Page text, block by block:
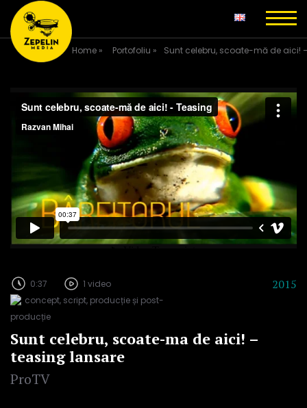
Home » Portofoliu » Sunt celebru, scoate-mă de aici!
0:37
1 video
concept, script, producție și post-
producție
2015
Sunt celebru, scoate-ma de aici! –
teasing lansare
ProTV